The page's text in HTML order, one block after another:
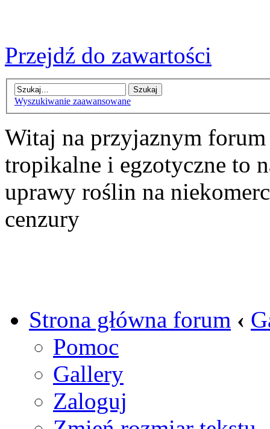
Przejdź do zawartości
Wyszukiwanie zaawansowane
Witaj na przyjaznym
tropikalne i egzotyczne to
uprawy roślin na
cenzury
Strona główna forum ‹
Pomoc
Gallery
Zaloguj